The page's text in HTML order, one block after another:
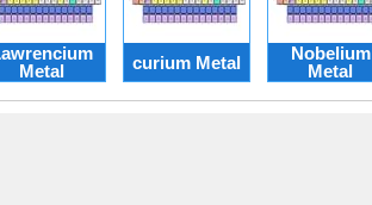
Metal
curium Metal
Nobelium
Metal